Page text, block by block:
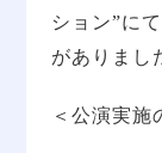
ション”にて
がありまし
＜公演実施